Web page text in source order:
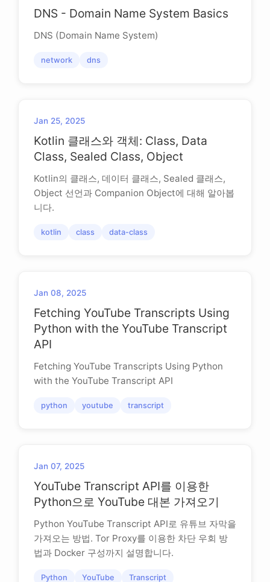
DNS - Domain Name System Basics
DNS (Domain Name System)
network dns
Jan 25, 2025
Kotlin 클래스와 객체: Class, Data
Class, Sealed Class, Object
Kotlin의 클래스, 데이터 클래스, Sealed 클래스,
Object 선언과 Companion Object에 대해 알아봅
니다.
kotlin class data-class
Jan 08, 2025
Fetching YouTube Transcripts Using
Python with the YouTube Transcript
API
Fetching YouTube Transcripts Using Python
with the YouTube Transcript API
python youtube transcript
Jan 07, 2025
YouTube Transcript API를 이용한
Python으로 YouTube 대본 가져오기
Python YouTube Transcript API로 유튜브 자막을
가져오는 방법. Tor Proxy를 이용한 차단 우회 방
법과 Docker 구성까지 설명합니다.
Python YouTube Transcript